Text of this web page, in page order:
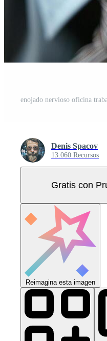
enojado nervioso oficina
Denis Spacov
13.060 Recursos
Gratis con
Reimagina esta imagen